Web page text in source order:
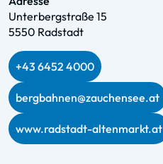
Unterbergstraße 15
5550 Radstadt
+43 6452 4000
bergbahnen@zauchensee.at
www.radstadt-altenmarkt.at